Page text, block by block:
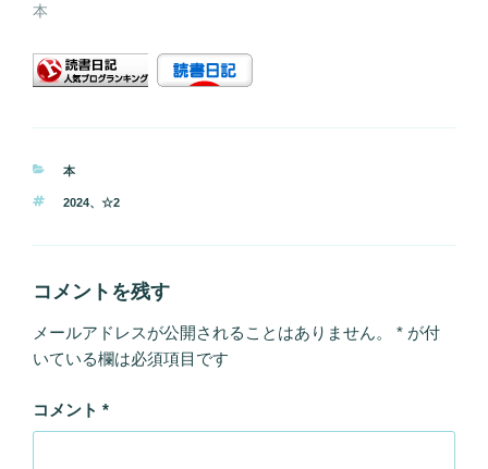
本
カ
ゴ
ー
本
タ
2024、 ☆2
コメントを残す
メールアドレスが公開されることはありません。 * が付
いている欄は必須項目です
コメント *